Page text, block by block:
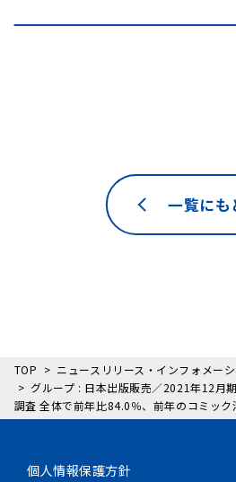
一覧にも
TOP
ニュースリリース・インフォメー
グループ : 日本出版販売／2021年12月
調査 全体で前年比84.0％、前年のコミック
個人情報保護方針